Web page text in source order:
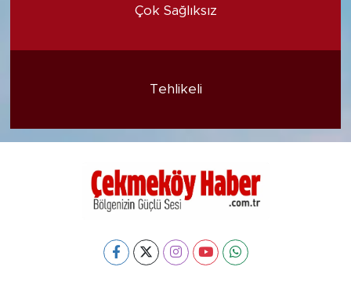
Çok Sağlıksız
Tehlikeli